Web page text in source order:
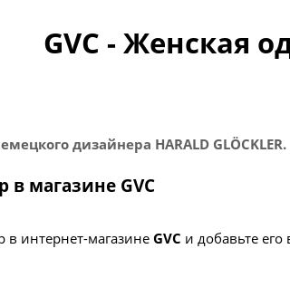
GVC - Женская
дизайнера HARALD GLÖCKLER.
в магазине GVC
в интернет-магазине GVC и добавьте его